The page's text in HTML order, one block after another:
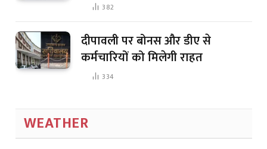
382
दीपावली पर बोनस और डीए से
कर्मचारियों को मिलेगी राहत
334
WEATHER